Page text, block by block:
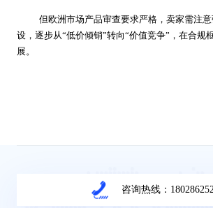
但欧洲市场产品审查要求严格，卖家需注
设，逐步从“低价倾销”转向“价值竞争”，在合规
展。
咨询热线：